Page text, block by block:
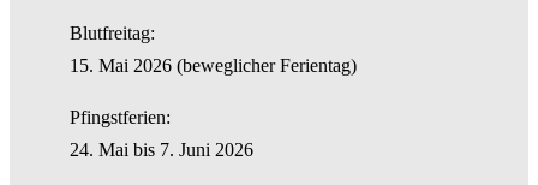
Blutfreitag:
15. Mai 2026 (beweglicher Ferientag)
Pfingstferien:
24. Mai bis 7. Juni 2026